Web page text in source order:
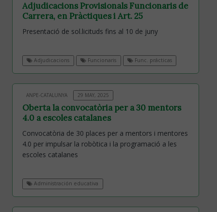
Adjudicacions Provisionals Funcionaris de
Carrera, en Pràctiques i Art. 25
Presentació de sol.licituds fins al 10 de juny
Adjudicacions Funcionaris Func. prácticas
ANPE-CATALUNYA 29 MAY, 2025
Oberta la convocatòria per a 30 mentors
4.0 a escoles catalanes
Convocatòria de 30 places per a mentors i mentores
4.0 per impulsar la robòtica i la programació a les
escoles catalanes
Administración educativa